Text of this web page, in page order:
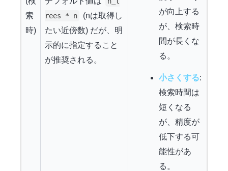
索
時)
rees * n
(nは取得し
たい近傍数) だが、明
示的に指定すること
が推奨される。
が向上する
が、検索時
間が長くな
る。
小さくする:
検索時間は
短くなる
が、精度が
低下する可
能性があ
る。